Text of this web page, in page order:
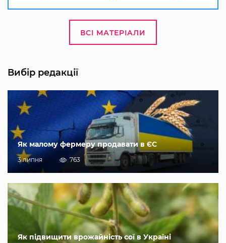
ВСІ МАТЕРІАЛИ
Вибір редакції
Як малому фермеру продавати в ЄС
3 липня 763
Як підвищити врожайність сої в Україні